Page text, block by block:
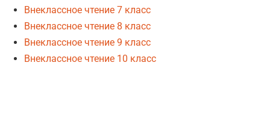
Внеклассное чтение 7 класс
Внеклассное чтение 8 класс
Внеклассное чтение 9 класс
Внеклассное чтение 10 класс